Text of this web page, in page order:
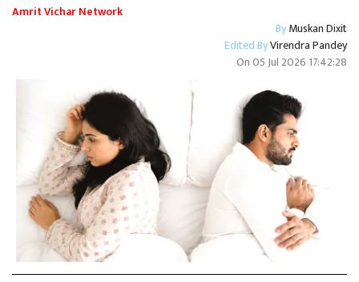
Amrit Vichar Network
ByMuskan Dixit
Edited ByVirendra Pandey
On05 Jul 2026 17:42:28